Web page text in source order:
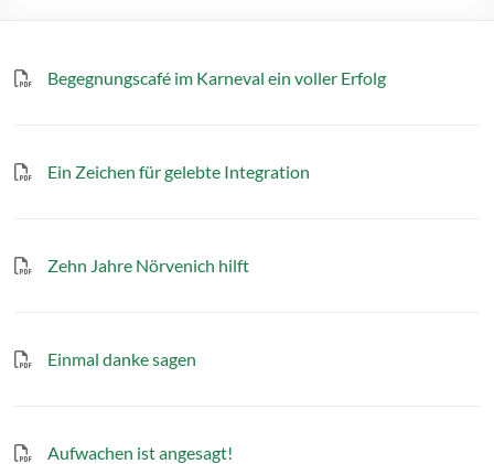
Begegnungscafé im Karneval ein voller Erfolg
Ein Zeichen für gelebte Integration
Zehn Jahre Nörvenich hilft
Einmal danke sagen
Aufwachen ist angesagt!